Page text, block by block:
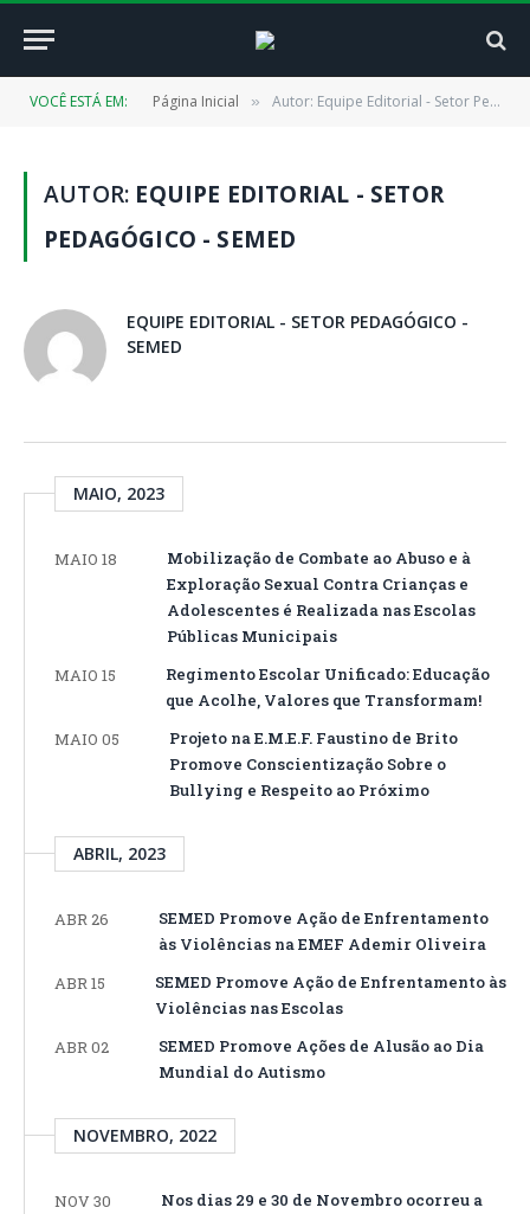
VOCÊ ESTÁ EM: Página Inicial » Autor: Equipe Editorial - Setor Pedagógico - SEMED
AUTOR: EQUIPE EDITORIAL - SETOR
PEDAGÓGICO - SEMED
EQUIPE EDITORIAL - SETOR PEDAGÓGICO -
SEMED
MAIO, 2023
MAIO 18
Mobilização de Combate ao Abuso e à
Exploração Sexual Contra Crianças e
Adolescentes é Realizada nas Escolas
Públicas Municipais
MAIO 15
Regimento Escolar Unificado: Educação
que Acolhe, Valores que Transformam!
MAIO 05
Projeto na E.M.E.F. Faustino de Brito
Promove Conscientização Sobre o
Bullying e Respeito ao Próximo
ABRIL, 2023
ABR 26
SEMED Promove Ação de Enfrentamento
às Violências na EMEF Ademir Oliveira
ABR 15
SEMED Promove Ação de Enfrentamento às
Violências nas Escolas
ABR 02
SEMED Promove Ações de Alusão ao Dia
Mundial do Autismo
NOVEMBRO, 2022
NOV 30
Nos dias 29 e 30 de Novembro ocorreu a